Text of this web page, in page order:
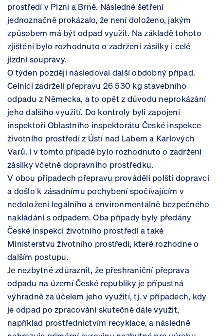
prostředí v Plzni a Brně. Následné šetření
jednoznačně prokázalo, že není doloženo, jakým
způsobem má být odpad využit. Na základě tohoto
zjištění bylo rozhodnuto o zadržení zásilky i celé
jízdní soupravy.
O týden později následoval další obdobný případ.
Celníci zadrželi přepravu 26 530 kg stavebního
odpadu z Německa, a to opět z důvodu neprokázání
jeho dalšího využití. Do kontroly byli zapojeni
inspektoři Oblastního inspektorátu České inspekce
životního prostředí z Ústí nad Labem a Karlových
Varů. I v tomto případě bylo rozhodnuto o zadržení
zásilky včetně dopravního prostředku.
V obou případech přepravu prováděli polští dopravci
a došlo k zásadnímu pochybení spočívajícím v
nedoložení legálního a environmentálně bezpečného
nakládání s odpadem. Oba případy byly předány
České inspekci životního prostředí a také
Ministerstvu životního prostředí, které rozhodne o
dalším postupu.
Je nezbytné zdůraznit, že přeshraniční přeprava
odpadu na území České republiky je přípustná
výhradně za účelem jeho využití, tj. v případech, kdy
je odpad po zpracování skutečně dále využit,
například prostřednictvím recyklace, a následně